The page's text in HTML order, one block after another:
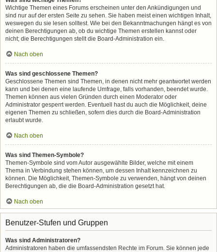
Wichtige Themen eines Forums erscheinen unter den Ankündigungen und
sind nur auf der ersten Seite zu sehen. Sie haben meist einen wichtigen Inhalt,
weswegen du sie lesen solltest. Wie bei den Bekanntmachungen hängt es von
deinen Berechtigungen ab, ob du wichtige Themen erstellen kannst oder
nicht; die Berechtigungen stellt die Board-Administration ein.
Nach oben
Was sind geschlossene Themen?
Geschlossene Themen sind Themen, in denen nicht mehr geantwortet werden
kann und bei denen eine laufende Umfrage, falls vorhanden, beendet wurde.
Themen können aus vielen Gründen durch einen Moderator oder
Administrator gesperrt werden. Eventuell hast du auch die Möglichkeit, deine
eigenen Themen zu schließen, sofern dies durch die Board-Administration
erlaubt wurde.
Nach oben
Was sind Themen-Symbole?
Themen-Symbole sind vom Autor ausgewählte Bilder, welche mit einem
Thema in Verbindung stehen können, um dessen Inhalt kennzeichnen zu
können. Die Möglichkeit, Themen-Symbole zu verwenden, hängt von deinen
Berechtigungen ab, die die Board-Administration gesetzt hat.
Nach oben
Benutzer-Stufen und Gruppen
Was sind Administratoren?
Administratoren haben die umfassendsten Rechte im Forum. Sie können jede